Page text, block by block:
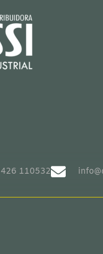
110532